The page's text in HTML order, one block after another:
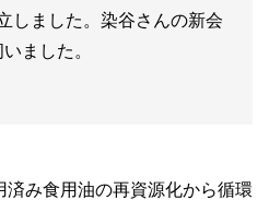
しました。染谷さんの新会
ました。
み食用油の再資源化から循環